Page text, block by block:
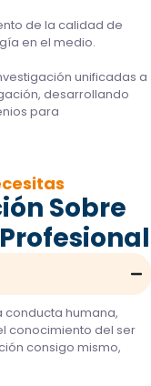
de la calidad de
en el medio.
unificadas a
desarrollando
para
Sobre
humana,
conocimiento del ser
consigo mismo,